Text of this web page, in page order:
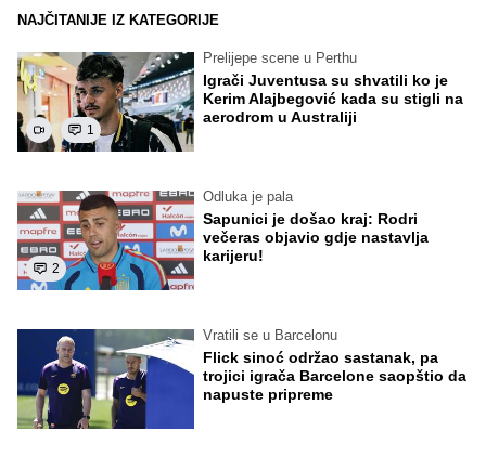
NAJČITANIJE IZ KATEGORIJE
1
Prelijepe scene u Perthu
Igrači Juventusa su shvatili ko je
Kerim Alajbegović kada su stigli na
aerodrom u Australiji
2
Odluka je pala
Sapunici je došao kraj: Rodri
večeras objavio gdje nastavlja
karijeru!
Vratili se u Barcelonu
Flick sinoć održao sastanak, pa
trojici igrača Barcelone saopštio da
napuste pripreme